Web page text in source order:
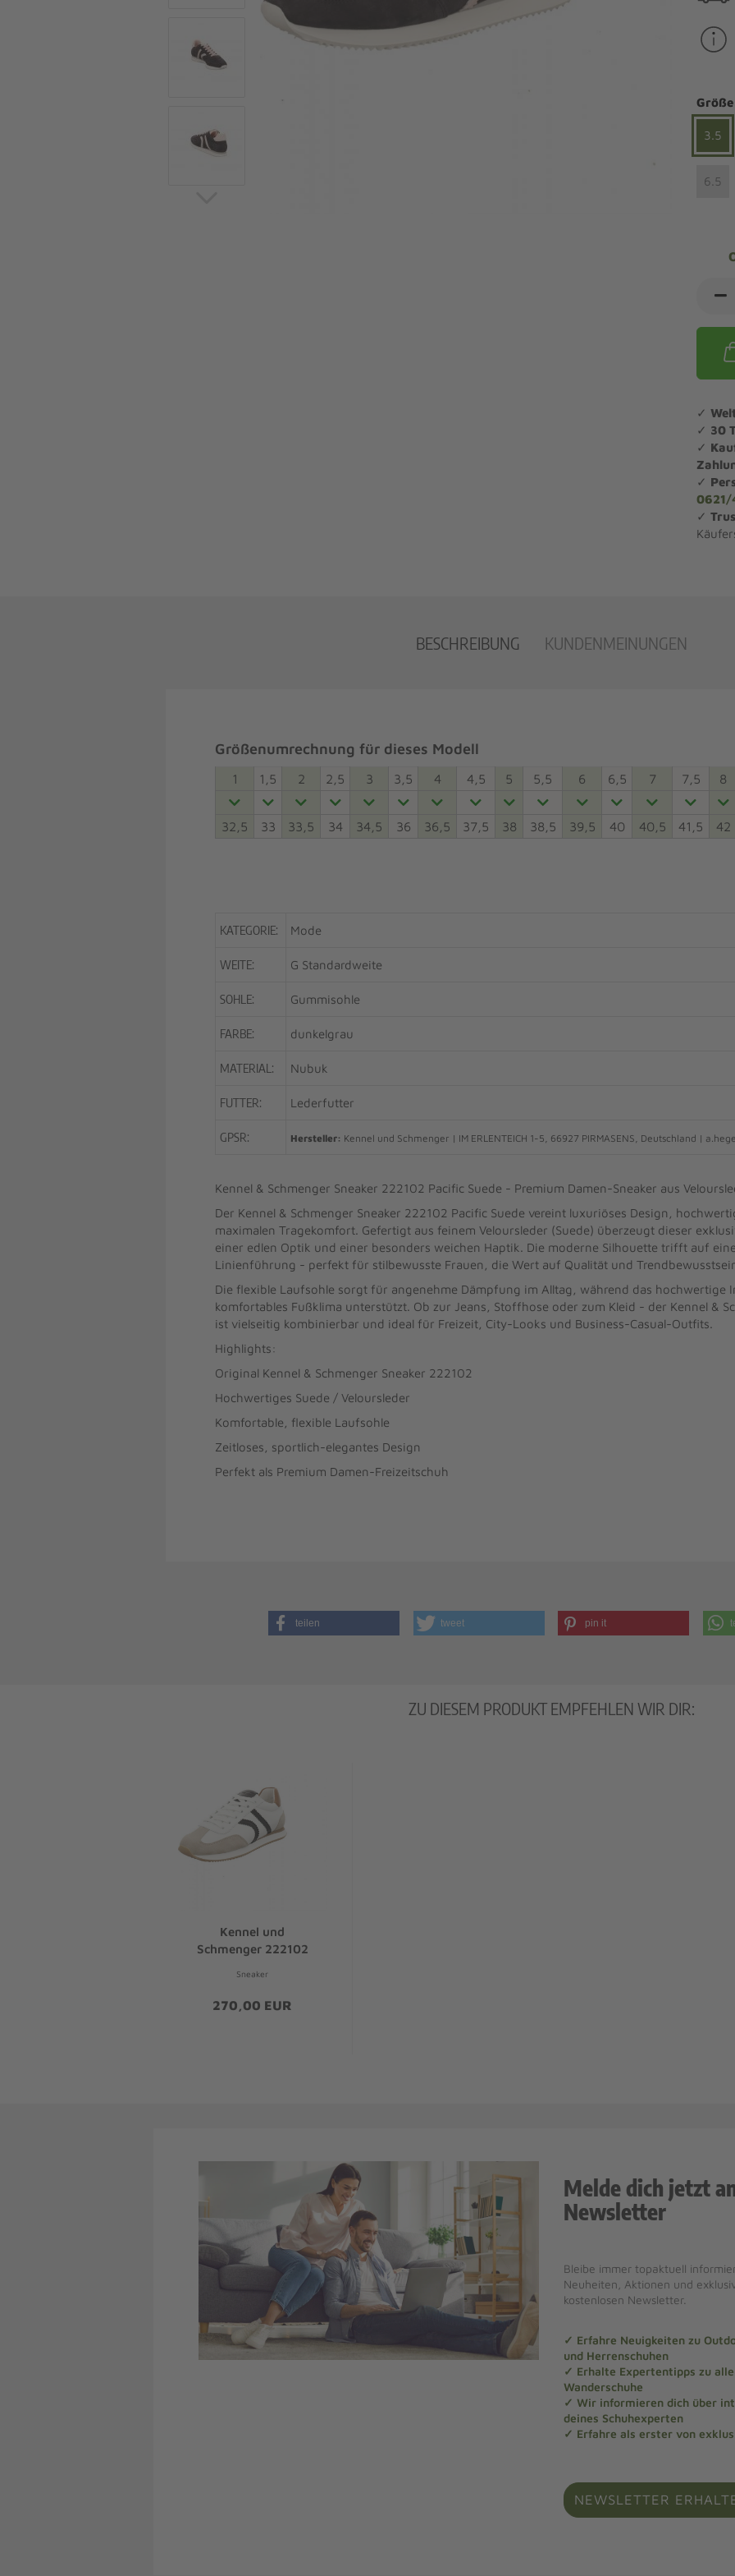
Jagdschuhe
Gummistiefel
Zwiegenähte Jagdschuhe
Slipper Komfort
Sneaker Komfort
Sandaletten
3.5
6.5
✓
✓ 30
✓
✓
0621/
✓
BESCHREIBUNG KUNDENMEINUNGEN
Größenumrechnung für dieses Modell
1 1,5 2 2,5 3 3,5 4 4,5 5 5,5 6 6,5 7 7,5 8
32,5 33 33,5 34 34,5 36 36,5 37,5 38 38,5 39,5 40 40,5 41,5 42
KATEGORIE: Mode
WEITE: G Standardweite
SOHLE: Gummisohle
FARBE: dunkelgrau
MATERIAL: Nubuk
FUTTER: Lederfutter
GPSR: Hersteller: Kennel und Schmenger | IM ERLENTEICH 1-5, 66927 PIRMASENS, Deutschland |
Kennel & Schmenger Sneaker 222102 Pacific Suede - Premium Damen-Sneaker aus
Der Kennel & Schmenger Sneaker 222102 Pacific Suede vereint luxuriöses Design,
maximalen Tragekomfort. Gefertigt aus feinem Veloursleder (Suede) überzeugt dieser
einer edlen Optik und einer besonders weichen Haptik. Die moderne Silhouette trifft auf
Linienführung - perfekt für stilbewusste Frauen, die Wert auf Qualität und
Die flexible Laufsohle sorgt für angenehme Dämpfung im Alltag, während das hochwertige
komfortables Fußklima unterstützt. Ob zur Jeans, Stoffhose oder zum Kleid - der Kennel &
ist vielseitig kombinierbar und ideal für Freizeit, City-Looks und Business-Casual-Outfits.
Highlights:
Original Kennel & Schmenger Sneaker 222102
Hochwertiges Suede / Veloursleder
Komfortable, flexible Laufsohle
Zeitloses, sportlich-elegantes Design
Perfekt als Premium Damen-Freizeitschuh
teilen tweet pin it
ZU DIESEM PRODUKT EMPFEHLEN WIR DIR:
Kennel und
Schmenger 222102
Sneaker
270,00 EUR
Melde dich jetzt
Newsletter
Bleibe immer topaktuell
Neuheiten, Aktionen und
kostenlosen Newsletter.
✓ Erfahre Neuigkeiten zu
und Herrenschuhen
✓ Erhalte Expertentipps zu
Wanderschuhe
✓ Wir informieren dich über
deines Schuhexperten
✓ Erfahre als erster von
NEWSLETTER